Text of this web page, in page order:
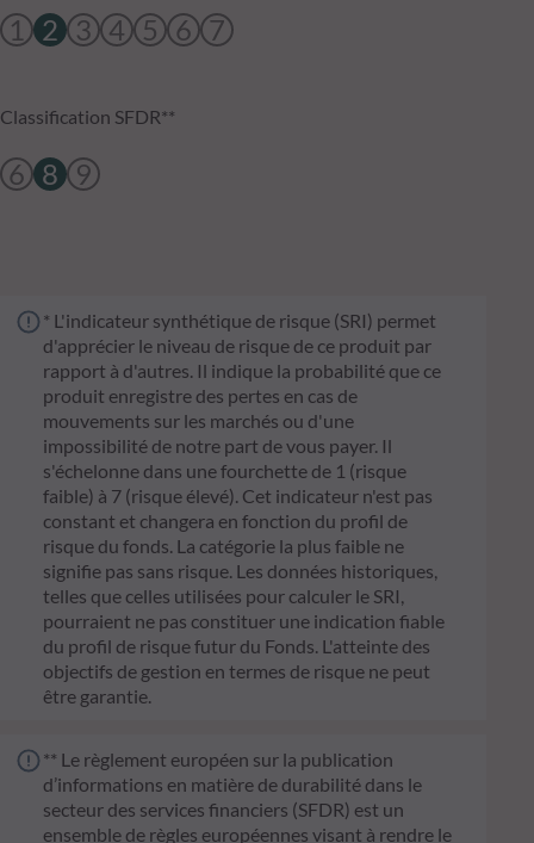
1 2 3 4 5 6 7
Classification SFDR**
6 8 9
* L'indicateur synthétique de risque (SRI) permet
d'apprécier le niveau de risque de ce produit par
rapport à d'autres. Il indique la probabilité que ce
produit enregistre des pertes en cas de
mouvements sur les marchés ou d'une
impossibilité de notre part de vous payer. Il
s'échelonne dans une fourchette de 1 (risque
faible) à 7 (risque élevé). Cet indicateur n'est pas
constant et changera en fonction du profil de
risque du fonds. La catégorie la plus faible ne
signifie pas sans risque. Les données historiques,
telles que celles utilisées pour calculer le SRI,
pourraient ne pas constituer une indication fiable
du profil de risque futur du Fonds. L'atteinte des
objectifs de gestion en termes de risque ne peut
être garantie.
** Le règlement européen sur la publication
d’informations en matière de durabilité dans le
secteur des services financiers (SFDR) est un
ensemble de règles européennes visant à rendre le